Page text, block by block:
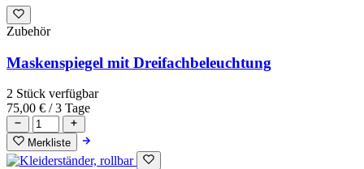
Zubehör
Maskenspiegel mit Dreifachbeleuchtung
2 Stück verfügbar
75,00 € / 3 Tage
Merkliste